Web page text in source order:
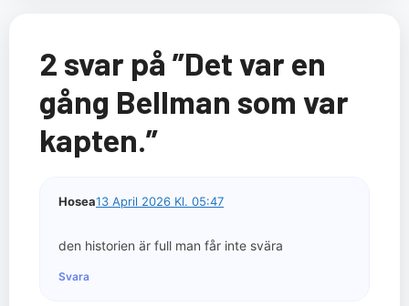
2 svar på ”Det var en
gång Bellman som var
kapten.”
Hosea13 April 2026 Kl. 05:47
den historien är full man får inte svära
Svara